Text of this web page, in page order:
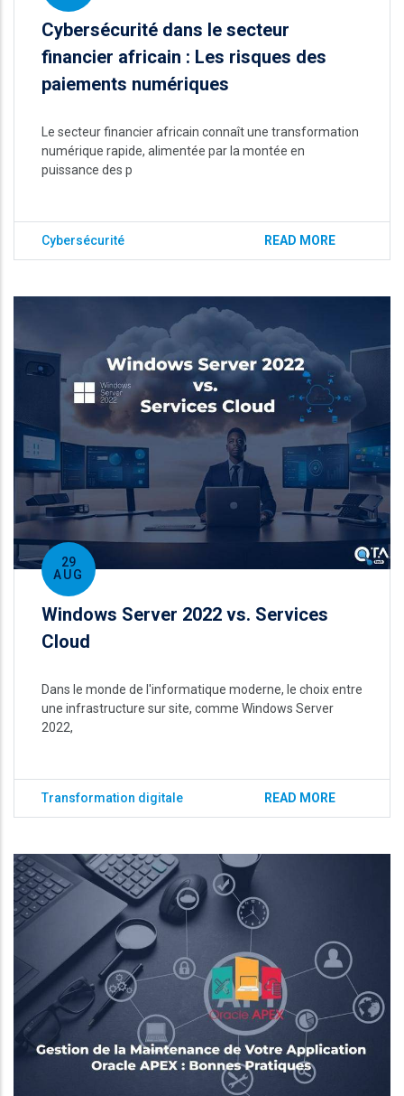
Cybersécurité dans le secteur
financier africain : Les risques des
paiements numériques
Le secteur financier africain connaît une transformation
numérique rapide, alimentée par la montée en
puissance des p
Cybersécurité READ MORE
29
AUG
Windows Server 2022 vs. Services
Cloud
Dans le monde de l'informatique moderne, le choix entre
une infrastructure sur site, comme Windows Server
2022,
Transformation digitale READ MORE